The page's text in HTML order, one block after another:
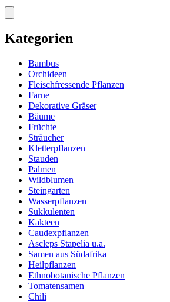
Kategorien
Bambus
Orchideen
Fleischfressende Pflanzen
Farne
Dekorative Gräser
Bäume
Früchte
Sträucher
Kletterpflanzen
Stauden
Palmen
Wildblumen
Steingarten
Wasserpflanzen
Sukkulenten
Kakteen
Caudexpflanzen
Ascleps Stapelia u.a.
Samen aus Südafrika
Heilpflanzen
Ethnobotanische Pflanzen
Tomatensamen
Chili